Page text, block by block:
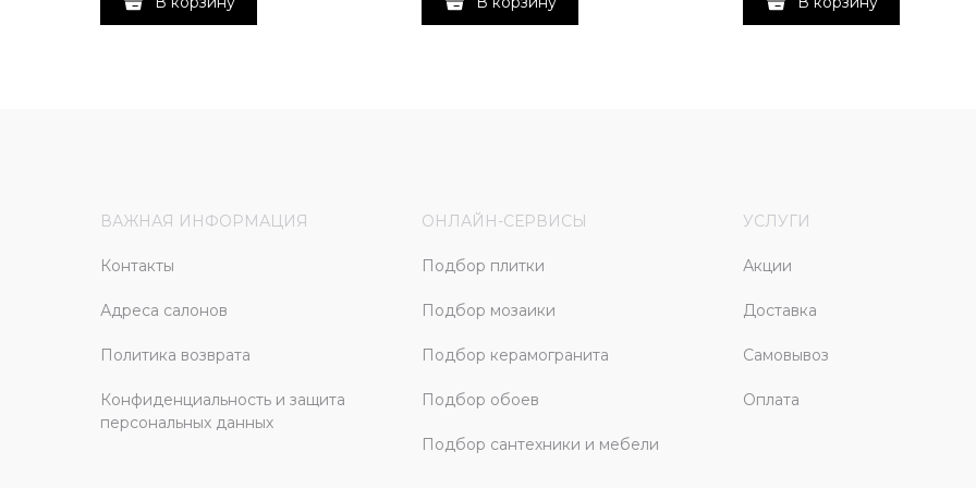
ВАЖНАЯ ИНФОРМАЦИЯ
Контакты
Адреса салонов
Политика возврата
Конфиденциальность и защита
персональных данных
ОНЛАЙН-СЕРВИСЫ
Подбор плитки
Подбор мозаики
Подбор керамогранита
Подбор обоев
Подбор сантехники и мебели
УСЛУГИ
Акции
Доставка
Самовывоз
Оплата